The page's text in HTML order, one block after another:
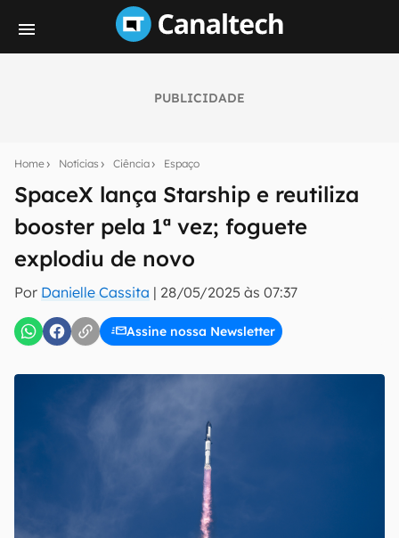
PUBLICIDADE
Home Notícias Ciência Espaço
SpaceX lança Starship e reutiliza
booster pela 1ª vez; foguete
explodiu de novo
Por Danielle Cassita | 28/05/2025 às 07:37
Assine nossa Newsletter
notícias e reviews sobre tecnologia em primeira
E-mail
inscreva-se
Uso e Política de Privacidade do Canaltech.